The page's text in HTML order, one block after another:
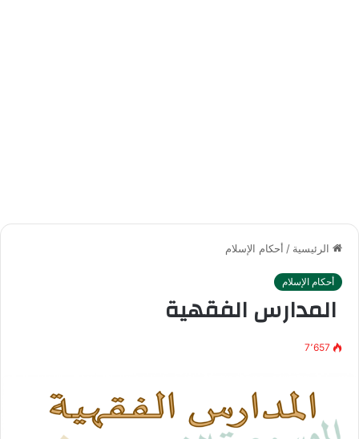
الرئيسية / أحكام الإسلام
أحكام الإسلام
المدارس الفقهية
7٬657